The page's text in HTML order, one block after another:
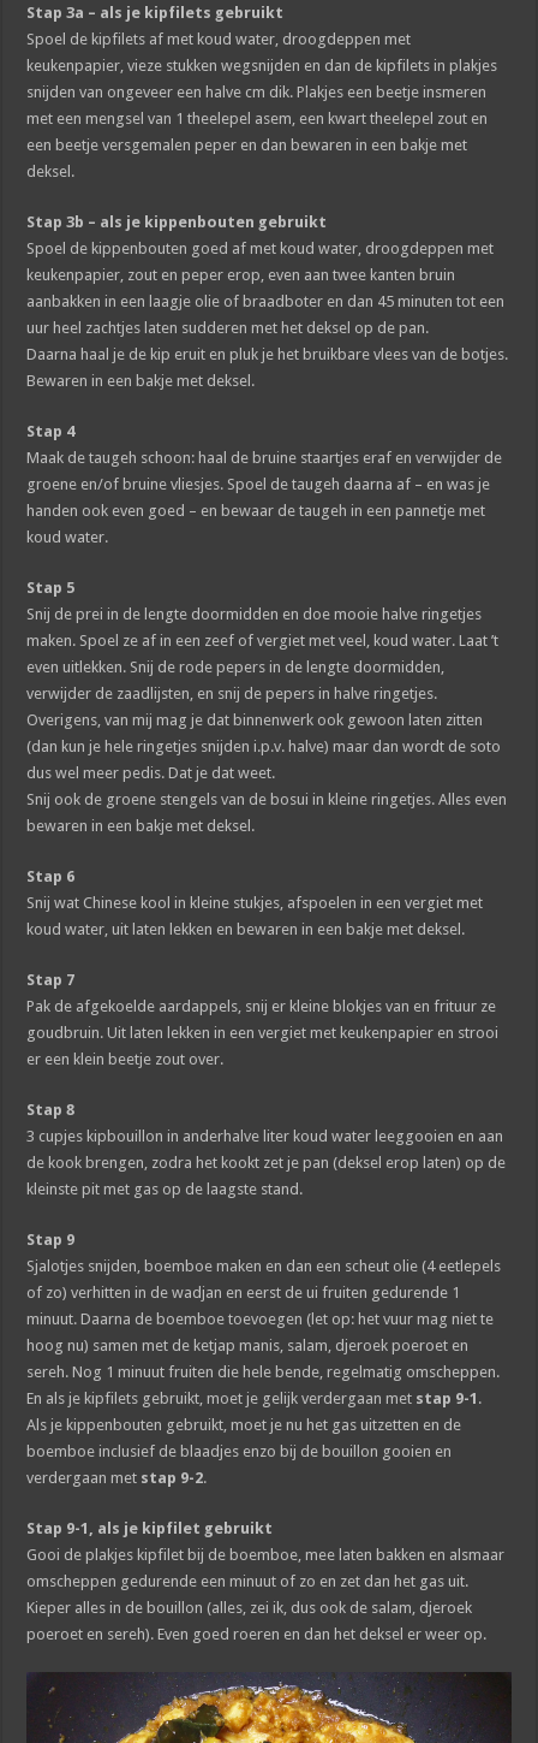
Stap 3a – als je kipfilets gebruikt
Spoel de kipfilets af met koud water, droogdeppen met
keukenpapier, vieze stukken wegsnijden en dan de kipfilets in plakjes
snijden van ongeveer een halve cm dik. Plakjes een beetje insmeren
met een mengsel van 1 theelepel asem, een kwart theelepel zout en
een beetje versgemalen peper en dan bewaren in een bakje met
deksel.
Stap 3b – als je kippenbouten gebruikt
Spoel de kippenbouten goed af met koud water, droogdeppen met
keukenpapier, zout en peper erop, even aan twee kanten bruin
aanbakken in een laagje olie of braadboter en dan 45 minuten tot een
uur heel zachtjes laten sudderen met het deksel op de pan.
Daarna haal je de kip eruit en pluk je het bruikbare vlees van de botjes.
Bewaren in een bakje met deksel.
Stap 4
Maak de taugeh schoon: haal de bruine staartjes eraf en verwijder de
groene en/of bruine vliesjes. Spoel de taugeh daarna af – en was je
handen ook even goed – en bewaar de taugeh in een pannetje met
koud water.
Stap 5
Snij de prei in de lengte doormidden en doe mooie halve ringetjes
maken. Spoel ze af in een zeef of vergiet met veel, koud water. Laat ’t
even uitlekken. Snij de rode pepers in de lengte doormidden,
verwijder de zaadlijsten, en snij de pepers in halve ringetjes.
Overigens, van mij mag je dat binnenwerk ook gewoon laten zitten
(dan kun je hele ringetjes snijden i.p.v. halve) maar dan wordt de soto
dus wel meer pedis. Dat je dat weet.
Snij ook de groene stengels van de bosui in kleine ringetjes. Alles even
bewaren in een bakje met deksel.
Stap 6
Snij wat Chinese kool in kleine stukjes, afspoelen in een vergiet met
koud water, uit laten lekken en bewaren in een bakje met deksel.
Stap 7
Pak de afgekoelde aardappels, snij er kleine blokjes van en frituur ze
goudbruin. Uit laten lekken in een vergiet met keukenpapier en strooi
er een klein beetje zout over.
Stap 8
3 cupjes kipbouillon in anderhalve liter koud water leeggooien en aan
de kook brengen, zodra het kookt zet je pan (deksel erop laten) op de
kleinste pit met gas op de laagste stand.
Stap 9
Sjalotjes snijden, boemboe maken en dan een scheut olie (4 eetlepels
of zo) verhitten in de wadjan en eerst de ui fruiten gedurende 1
minuut. Daarna de boemboe toevoegen (let op: het vuur mag niet te
hoog nu) samen met de ketjap manis, salam, djeroek poeroet en
sereh. Nog 1 minuut fruiten die hele bende, regelmatig omscheppen.
En als je kipfilets gebruikt, moet je gelijk verdergaan met stap 9-1 .
Als je kippenbouten gebruikt, moet je nu het gas uitzetten en de
boemboe inclusief de blaadjes enzo bij de bouillon gooien en
verdergaan met stap 9-2.
Stap 9-1, als je kipfilet gebruikt
Gooi de plakjes kipfilet bij de boemboe, mee laten bakken en alsmaar
omscheppen gedurende een minuut of zo en zet dan het gas uit.
Kieper alles in de bouillon (alles, zei ik, dus ook de salam, djeroek
poeroet en sereh). Even goed roeren en dan het deksel er weer op.